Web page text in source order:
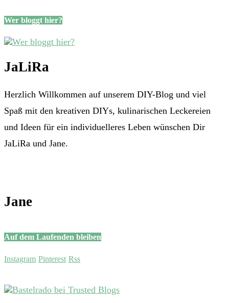
Wer bloggt hier?
JaLiRa
Herzlich Willkommen auf unserem DIY-Blog und viel
Spaß mit den kreativen DIYs, kulinarischen Leckereien
und Ideen für ein individuelleres Leben wünschen Dir
JaLiRa und Jane.
Jane
Auf dem Laufenden bleiben
Instagram Pinterest Rss